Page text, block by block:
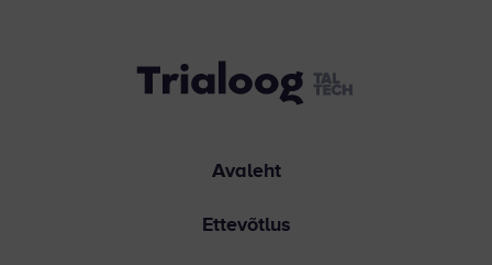
Avaleht
Ettevõtlus